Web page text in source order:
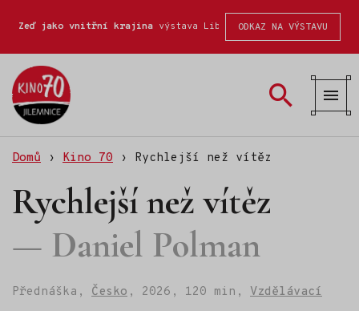
Zeď jako vnitřní krajina výstava Liberecké školy fotografické
ODKAZ NA VÝSTAVU
70
Domů › Kino 70 › Rychlejší než vítěz
Rychlejší než vítěz
Daniel Polman
Přednáška, Česko , 2026, 120 min, Vzdělávací